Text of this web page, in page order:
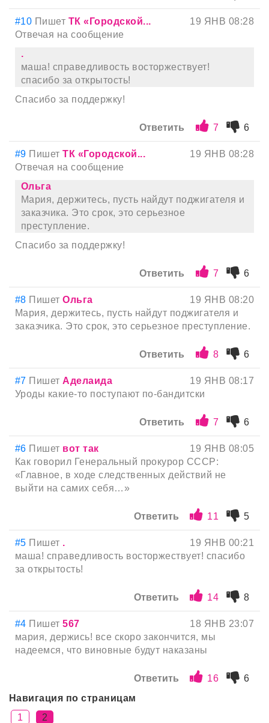
#10 Пишет ТК «Городской...
19 ЯНВ 08:28
Отвечая на сообщение
.
маша! справедливость восторжествует!
спасибо за открытость!
Спасибо за поддержку!
Ответить 7 6
#9 ПишетТК «Городской...
19 ЯНВ 08:28
Отвечая на сообщение
Ольга
Мария, держитесь, пусть найдут поджигателя и
заказчика. Это срок, это серьезное
преступление.
Спасибо за поддержку!
Ответить 7 6
#8 ПишетОльга
19 ЯНВ 08:20
Мария, держитесь, пусть найдут поджигателя и
заказчика. Это срок, это серьезное преступление.
Ответить 8 6
#7 Пишет Аделаида
19 ЯНВ 08:17
Уроды какие-то поступают по-бандитски
Ответить 7 6
#6 Пишет вот так
19 ЯНВ 08:05
Как говорил Генеральный прокурор СССР:
«Главное, в ходе следственных действий не
выйти на самих себя…»
Ответить 11 5
#5 Пишет .
19 ЯНВ 00:21
маша! справедливость восторжествует! спасибо
за открытость!
Ответить 14 8
#4 Пишет567
18 ЯНВ 23:07
мария, держись! все скоро закончится, мы
надеемся, что виновные будут наказаны
Ответить 16
6
Навигация по страницам
1
2